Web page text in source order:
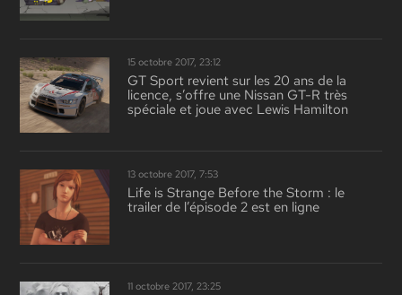
15 octobre 2017, 23:12
GT Sport revient sur les 20 ans de la
licence, s’offre une Nissan GT-R très
spéciale et joue avec Lewis Hamilton
13 octobre 2017, 7:53
Life is Strange Before the Storm : le
trailer de l’épisode 2 est en ligne
11 octobre 2017, 23:25